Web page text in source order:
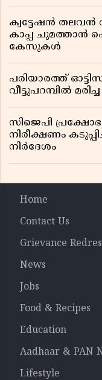
ക്വട്ടേഷൻ
കാപ്പ ചുമത്താൻ
കേസുകൾ
പരിയാരത്ത്
വീട്ടുപറമ്പിൽ
സിജെപി
നിരീക്ഷണം
നിർദേശം
Home
Contact Us
Grievance
News
Jobs
Food & Recipes
Education
Aadhaar & PAN
Lifestyle